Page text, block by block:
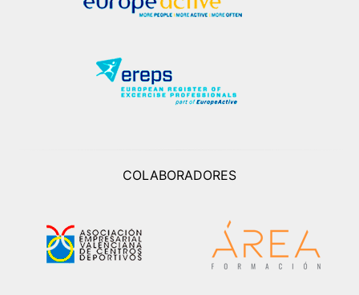
COLABORADORES